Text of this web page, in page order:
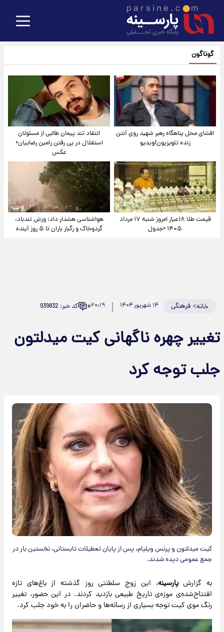
گوناگون
افشای محل پناهگاه‌ رهبر شهید روی آنتن
زنده تلویزیون/ویدیو
انتقاد تند پیمان طالبی از مسئولان
استقلال در پی رفتن رامین رضاییان+
عکس
قیمت طلا ۱۸عیار امروز شنبه ۱۷ مرداد
۱۴۰۵ +جدول
هواشناسی هشدار داد: وزش تندباد،
گردوخاک و رگبار باران تا ۵ روز آینده
خانه>فرهنگی ۱۴ شهریور ۱۴۰۴ ۲۰:۱۹۰ کد خبر: 939832
تغییر چهره ناگهانی کیت میدلتون
جلب توجه کرد
کیت میدلتون و پرنس ویلیام، پس از پایان تعطیلات تابستانی، نخستین بار در
جمع عمومی دیده شدند.
به گزارشپارسینه، این زوج سلطنتی روز گذشته از باغ‌های تازه
افتتاح‌شده‌ی موزه‌ی تاریخ طبیعی بازدید کردند. در این حضور، تغییر
رنگ موی کیت توجه بسیاری از رسانه‌ها و حاضران را به خود جلب کرد.